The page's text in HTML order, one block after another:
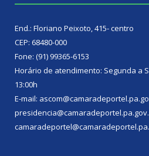
End.: Floriano Peixoto, 415- centro
CEP: 68480-000
Fone: (91) 99365-6153
Horário de atendimento: Segunda a
13:00h
E-mail: